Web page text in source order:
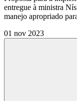
entregue à ministra
manejo apropriado
01 nov 2023